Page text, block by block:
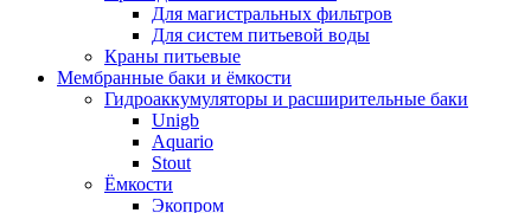
Для магистральных фильтров
Для систем питьевой воды
Краны питьевые
Мембранные баки и ёмкости
Гидроаккумуляторы и расширительные баки
Unigb
Aquario
Stout
Ёмкости
Экопром